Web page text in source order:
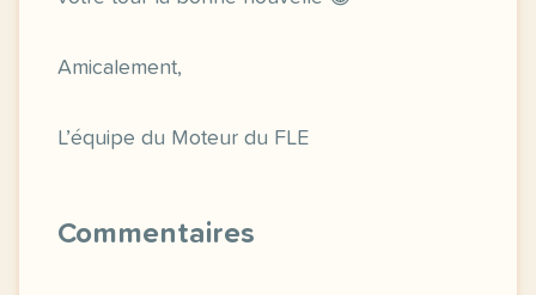
Amicalement,
L’équipe du Moteur du FLE
Commentaires